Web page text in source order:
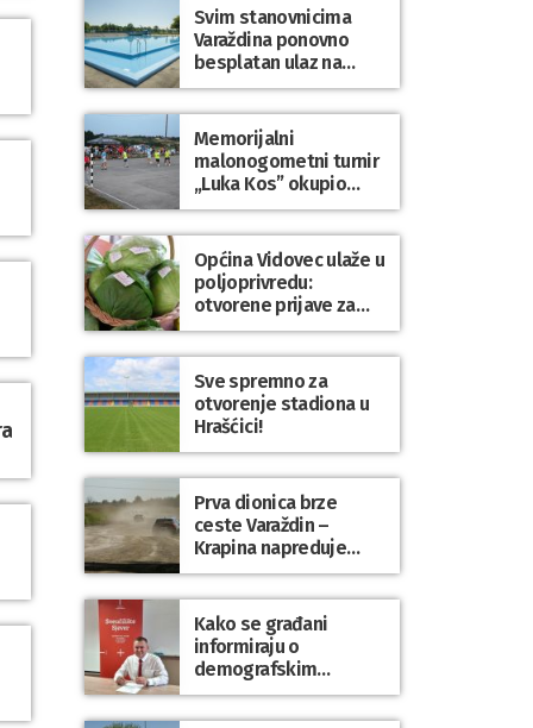
Svim stanovnicima
Varaždina ponovno
besplatan ulaz na
Gradske bazene i
Gradsko kupalište na
Dravi
Memorijalni
malonogometni turnir
„Luka Kos” okupio
brojne ekipe i
posjetitelje u Sudovcu
Općina Vidovec ulaže u
poljoprivredu:
otvorene prijave za
općinske potpore
Sve spremno za
otvorenje stadiona u
Hrašćici!
Prva dionica brze
ceste Varaždin –
Krapina napreduje
prema planu
Kako se građani
informiraju o
demografskim
mjerama? Sudjelujte u
istraživanju!